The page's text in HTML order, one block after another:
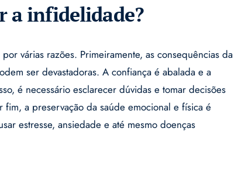
a infidelidade?
várias razões. Primeiramente, as consequências da
ser devastadoras. A confiança é abalada e a
é necessário esclarecer dúvidas e tomar decisões
a preservação da saúde emocional e física é
estresse, ansiedade e até mesmo doenças